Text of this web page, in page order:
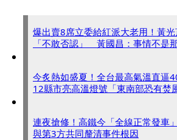
爆出賣8席立委給紅派大老用！黃光
「不敢否認」 黃國昌：事情不是
今炙熱如盛夏！全台最高氣溫直逼
12縣市亮高溫燈號「東南部恐有焚
連夜搶修！高鐵今「全線正常發
與第3方共同釐清事件根因